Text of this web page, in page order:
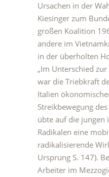
Ursachen in der
Kiesinger zum
großen Koalition
andere im
in der überholten
„Im Unterschied
war die Triebkraft
Italien
Streikbewegung
übte auf die jungen
Radikalen eine
radikalisierende
Ursprung S. 147).
Arbeiter im